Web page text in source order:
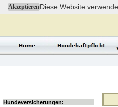
AkzeptierenDiese Website
Hundeversicherungen: